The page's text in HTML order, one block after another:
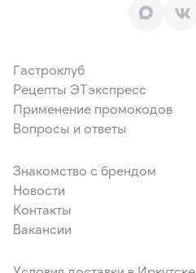
Гастроклуб
Рецепты ЭТэкспресс
Применение промокодов
Вопросы и ответы
Знакомство с брендом
Новости
Контакты
Вакансии